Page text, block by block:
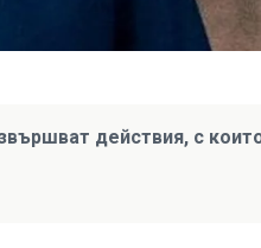
действия, с